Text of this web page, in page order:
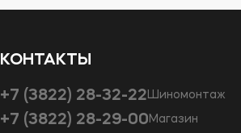
КОНТАКТЫ
+7 (3822) 28-32-22 Шиномонтаж
+7 (3822) 28-29-00 Магазин